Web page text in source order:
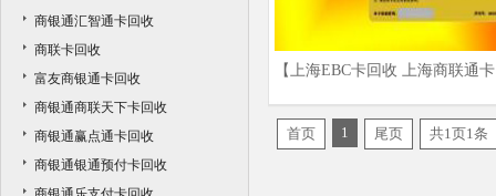
商银通汇智通卡回收
商联卡回收
富友商银通卡回收
商银通商联天下卡回收
商银通赢点通卡回收
商银通银通预付卡回收
【上海EBC卡回收 上海商联通
首页 1 尾页 共1页1条